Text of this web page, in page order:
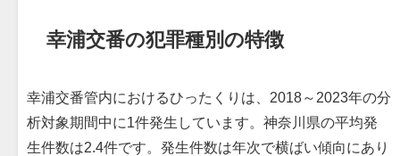
幸浦交番の犯罪種別の特徴
幸浦交番管内におけるひったくりは、2018～2023年の分
析対象期間中に1件発生しています。神奈川県の平均発
生件数は2.4件です。発生件数は年次で横ばい傾向にあり